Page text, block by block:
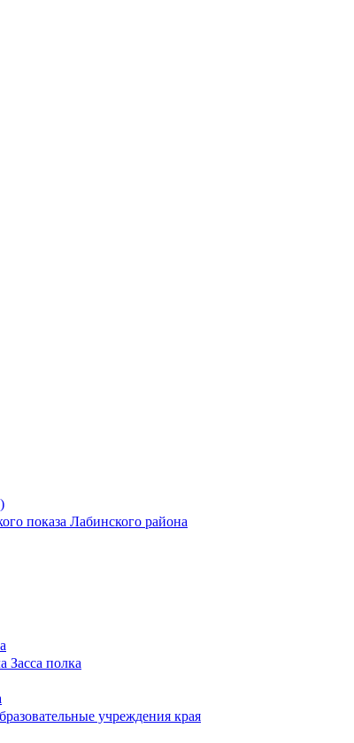
показа Лабинского района
Засса полка
учреждения края